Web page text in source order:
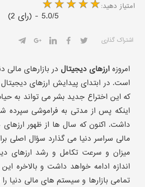
:امتیاز دهید
(2 رای) - 5.0/5
اشتراک گذاری
امروزهارزهای دیجیتال در بازارهای مالی
است. در ابتدای پیدایش ارزهای
که این اختراع جدید بشر می تواند به
اینکه پس از مدتی به فراموشی سپرده
داشت. اکنون که سال ها از ظهور ارزهای
مالی سراسر دنیا می گذارد سؤال اصلی
میزان و سرعت تکامل و رشد ارزهای
اندازه ادامه خواهد داشت و بالاخره
تمامی بازارها و سیستم های مالی دنیا